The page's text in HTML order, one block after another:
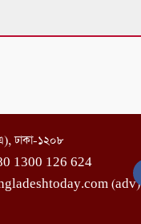
ঢাকা-১২০৮
1300 126 624
(adv)